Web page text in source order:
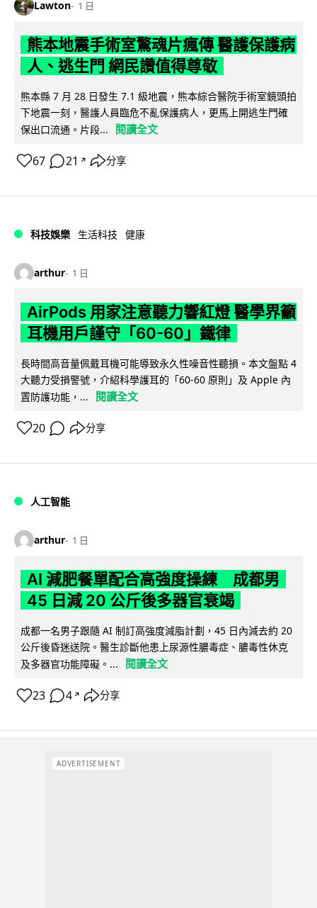
Lawton 1 日
熊本地震手術室驚魂片瘋傳 醫護保護病
人、逃生門 網民讚值得尊敬
熊本縣 7 月 28 日發生 7.1 級地震，熊本綜合醫院手術室鏡頭拍
下地震一刻，醫護人員臨危不亂保護病人，更馬上開逃生門確
保出口流通。片段...
閱讀全文
67 21 ↗ 分享
科技娛樂 生活科技 健康
arthur 1 日
AirPods 用家注意聽力響紅燈 醫學界籲
耳機用戶謹守「60-60」鐵律
長時間高音量佩戴耳機可能導致永久性噪音性聽損。本文盤點 4
大聽力受損警號，介紹科學護耳的「60-60 原則」及 Apple 內
置防護功能，...
閱讀全文
20 分享
人工智能
arthur 1 日
AI 減肥餐單配合高強度操練 成都男
45 日減 20 公斤後多器官衰竭
成都一名男子跟隨 AI 制訂高強度減脂計劃，45 日內減去約 20
公斤後昏迷送院。醫生診斷他患上尿源性膿毒症、膿毒性休克
及多器官功能障礙。...
閱讀全文
23 4 ↗ 分享
ADVERTISEMENT